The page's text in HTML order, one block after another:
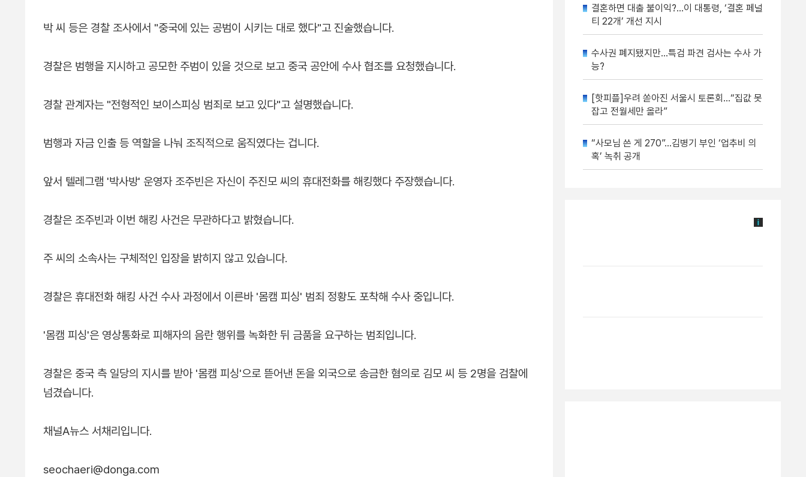
박 씨 등은 경찰 조사에서 "중국에 있는 공범이 시키는 대로 했다"고 진술했습니다.
경찰은 범행을 지시하고 공모한 주범이 있을 것으로 보고 중국 공안에 수사 협조를 요청했습니다.
경찰 관계자는 "전형적인 보이스피싱 범죄로 보고 있다"고 설명했습니다.
범행과 자금 인출 등 역할을 나눠 조직적으로 움직였다는 겁니다.
앞서 텔레그램 '박사방' 운영자 조주빈은 자신이 주진모 씨의 휴대전화를 해킹했다 주장했습니다.
경찰은 조주빈과 이번 해킹 사건은 무관하다고 밝혔습니다.
주 씨의 소속사는 구체적인 입장을 밝히지 않고 있습니다.
경찰은 휴대전화 해킹 사건 수사 과정에서 이른바 '몸캠 피싱' 범죄 정황도 포착해 수사 중입니다.
'몸캠 피싱'은 영상통화로 피해자의 음란 행위를 녹화한 뒤 금품을 요구하는 범죄입니다.
경찰은 중국 측 일당의 지시를 받아 '몸캠 피싱'으로 뜯어낸 돈을 외국으로 송금한 혐의로 김모 씨 등 2명을 검찰에
넘겼습니다.
채널A뉴스 서채리입니다.
seochaeri@donga.com
결혼하면 대출 불이익?…이 대통령, ‘결혼 페널
티 22개’ 개선 지시
수사권 폐지됐지만…특검 파견 검사는 수사 가
능?
[핫피플]우려 쏟아진 서울시 토론회…“집값 못
잡고 전월세만 올라”
“사모님 쓴 게 270”…김병기 부인 ‘업추비 의
혹’ 녹취 공개